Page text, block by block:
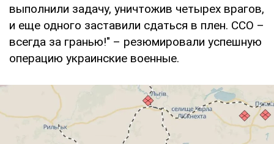
выполнили задачу, уничтожив четырех врагов,
и еще одного заставили сдаться в плен. ССО –
всегда за гранью!" – резюмировали успешную
операцию украинские военные.